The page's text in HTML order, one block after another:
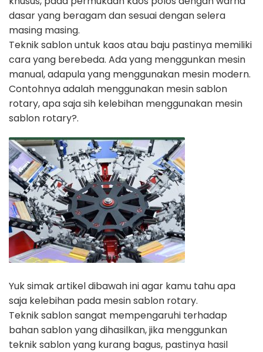
dasar yang beragam dan sesuai dengan selera
masing masing.
Teknik sablon untuk kaos atau baju pastinya memiliki
cara yang berebeda. Adayang menggunkan mesin
manual, adapula yang menggunakan mesin modern.
Contohnya adalah menggunakan mesin sablon
rotary, apa saja sih kelebihan menggunakan mesin
sablon rotary?.
Yuk simak artikel dibawah ini agar kamu tahu apa
saja kelebihan pada mesinsablon rotary.
Teknik sablon sangat mempengaruhi terhadap
bahan sablon yang dihasilkan,jika menggunkan
teknik sablon yang kurang bagus, pastinya hasil